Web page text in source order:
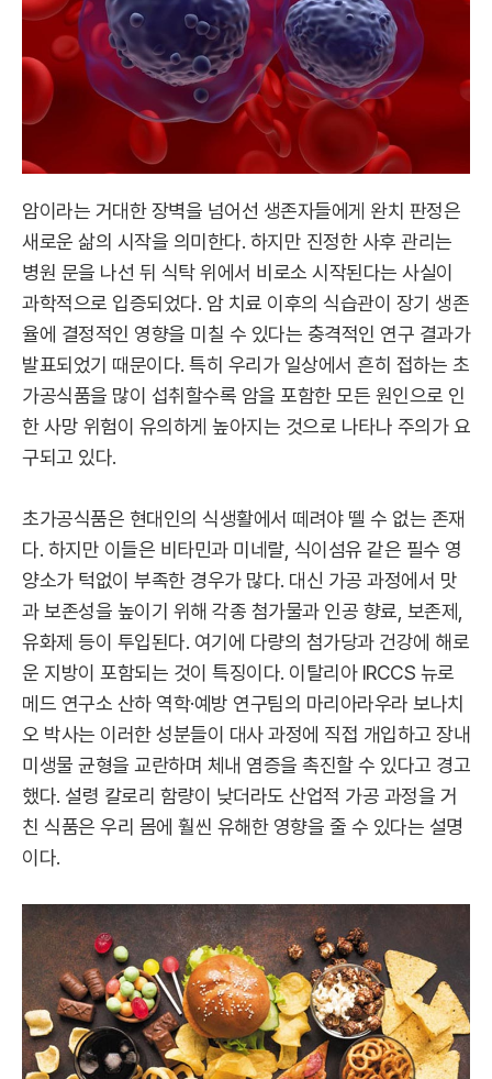
암이라는 거대한 장벽을 넘어선 생존자들에게 완치 판정은
새로운 삶의 시작을 의미한다. 하지만 진정한 사후 관리는
병원 문을 나선 뒤 식탁 위에서 비로소 시작된다는 사실이
과학적으로 입증되었다. 암 치료 이후의 식습관이 장기 생존
율에 결정적인 영향을 미칠 수 있다는 충격적인 연구 결과가
발표되었기 때문이다. 특히 우리가 일상에서 흔히 접하는 초
가공식품을 많이 섭취할수록 암을 포함한 모든 원인으로 인
한 사망 위험이 유의하게 높아지는 것으로 나타나 주의가 요
구되고 있다.
초가공식품은 현대인의 식생활에서 떼려야 뗄 수 없는 존재
다. 하지만 이들은 비타민과 미네랄, 식이섬유 같은 필수 영
양소가 턱없이 부족한 경우가 많다. 대신 가공 과정에서 맛
과 보존성을 높이기 위해 각종 첨가물과 인공 향료, 보존제,
유화제 등이 투입된다. 여기에 다량의 첨가당과 건강에 해로
운 지방이 포함되는 것이 특징이다. 이탈리아 IRCCS 뉴로
메드 연구소 산하 역학·예방 연구팀의 마리아라우라 보나치
오 박사는 이러한 성분들이 대사 과정에 직접 개입하고 장내
미생물 균형을 교란하며 체내 염증을 촉진할 수 있다고 경고
했다. 설령 칼로리 함량이 낮더라도 산업적 가공 과정을 거
친 식품은 우리 몸에 훨씬 유해한 영향을 줄 수 있다는 설명
이다.